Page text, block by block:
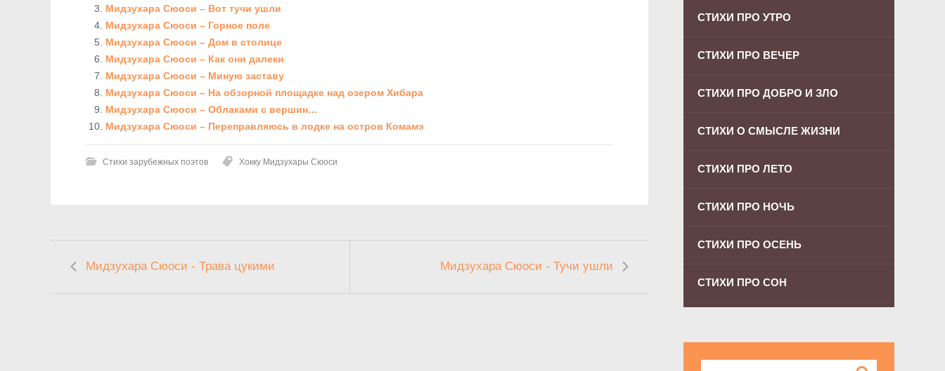
Мидзухара Сюоси – Вот тучи ушли
Мидзухара Сюоси – Горное поле
Мидзухара Сюоси – Дом в столице
Мидзухара Сюоси – Как они далеки
Мидзухара Сюоси – Миную заставу
Мидзухара Сюоси – На обзорной площадке над озером Хибара
Мидзухара Сюоси – Облаками с вершин…
Мидзухара Сюоси – Переправляюсь в лодке на остров Комамэ
Стихи зарубежных поэтов Хокку Мидзухары Сюоси
Мидзухара Сюоси - Трава цукими Мидзухара Сюоси - Тучи ушли
СТИХИ ПРО УТРО
СТИХИ ПРО ВЕЧЕР
СТИХИ ПРО ДОБРО И ЗЛО
СТИХИ О СМЫСЛЕ ЖИЗНИ
СТИХИ ПРО ЛЕТО
СТИХИ ПРО НОЧЬ
СТИХИ ПРО ОСЕНЬ
СТИХИ ПРО СОН